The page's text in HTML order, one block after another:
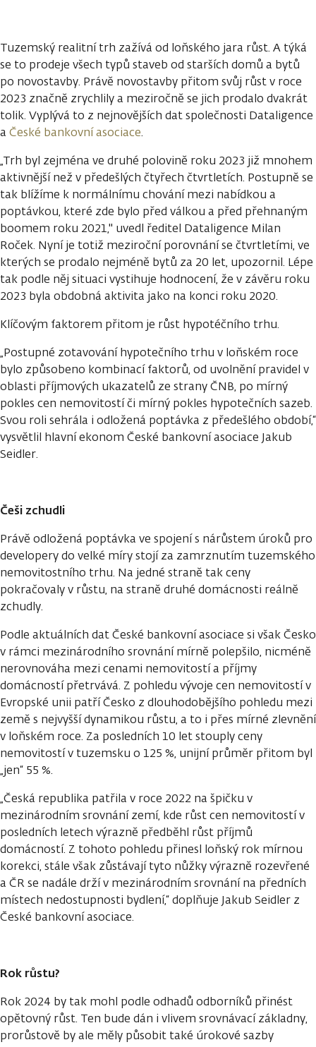
Tuzemský realitní trh zažívá od loňského jara růst. A týká
se to prodeje všech typů staveb od starších domů a bytů
po novostavby. Právě novostavby přitom svůj růst v roce
2023 značně zrychlily a meziročně se jich prodalo dvakrát
tolik. Vyplývá to z nejnovějších dat společnosti Dataligence
a České bankovní asociace.
„Trh byl zejména ve druhé polovině roku 2023 již mnohem
aktivnější než v předešlých čtyřech čtvrtletích. Postupně se
tak blížíme k normálnímu chování mezi nabídkou a
poptávkou, které zde bylo před válkou a před přehnaným
boomem roku 2021," uvedl ředitel Dataligence Milan
Roček. Nyní je totiž meziroční porovnání se čtvrtletími, ve
kterých se prodalo nejméně bytů za 20 let, upozornil. Lépe
tak podle něj situaci vystihuje hodnocení, že v závěru roku
2023 byla obdobná aktivita jako na konci roku 2020.
Klíčovým faktorem přitom je růst hypotéčního trhu.
„Postupné zotavování hypotečního trhu v loňském roce
bylo způsobeno kombinací faktorů, od uvolnění pravidel v
oblasti příjmových ukazatelů ze strany ČNB, po mírný
pokles cen nemovitostí či mírný pokles hypotečních sazeb.
Svou roli sehrála i odložená poptávka z předešlého období,“
vysvětlil hlavní ekonom České bankovní asociace Jakub
Seidler.
Češi zchudli
Právě odložená poptávka ve spojení s nárůstem úroků pro
developery do velké míry stojí za zamrznutím tuzemského
nemovitostního trhu. Na jedné straně tak ceny
pokračovaly v růstu, na straně druhé domácnosti reálně
zchudly.
Podle aktuálních dat České bankovní asociace si však Česko
v rámci mezinárodního srovnání mírně polepšilo, nicméně
nerovnováha mezi cenami nemovitostí a příjmy
domácností přetrvává. Z pohledu vývoje cen nemovitostí v
Evropské unii patří Česko z dlouhodobějšího pohledu mezi
země s nejvyšší dynamikou růstu, a to i přes mírné zlevnění
v loňském roce. Za posledních 10 let stouply ceny
nemovitostí v tuzemsku o 125 %, unijní průměr přitom byl
„jen“ 55 %.
„Česká republika patřila v roce 2022 na špičku v
mezinárodním srovnání zemí, kde růst cen nemovitostí v
posledních letech výrazně předběhl růst příjmů
domácností. Z tohoto pohledu přinesl loňský rok mírnou
korekci, stále však zůstávají tyto nůžky výrazně rozevřené
a ČR se nadále drží v mezinárodním srovnání na předních
místech nedostupnosti bydlení,“ doplňuje Jakub Seidler z
České bankovní asociace.
Rok růstu?
Rok 2024 by tak mohl podle odhadů odborníků přinést
opětovný růst. Ten bude dán i vlivem srovnávací základny,
prorůstově by ale měly působit také úrokové sazby